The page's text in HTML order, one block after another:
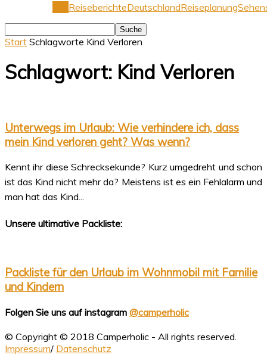
ReiseberichteDeutschlandReiseplanung
Start Schlagworte Kind Verloren
Schlagwort: Kind Verloren
Unterwegs im Urlaub: Wie verhindere ich, dass
mein Kind verloren geht? Was wenn?
Kennt ihr diese Schrecksekunde? Kurz umgedreht und schon
ist das Kind nicht mehr da? Meistens ist es ein Fehlalarm und
man hat das Kind...
Unsere ultimative Packliste:
Packliste für den Urlaub im Wohnmobil mit Familie
und Kindern
Folgen Sie uns auf instagram @camperholic
© Copyright © 2018 Camperholic - All rights reserved.
Impressum/ Datenschutz